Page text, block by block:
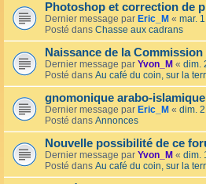
Photoshop et correction de
Dernier message par Eric_M « mar.
Posté dans Chasse aux cadrans
Naissance de la
Dernier message par Yvon_M « dim.
Posté dans Au café du coin, sur la
gnomonique arabo-islamique
Dernier message par Eric_M « dim.
Posté dans Annonces
Nouvelle possibilité de ce
Dernier message par Yvon_M « dim.
Posté dans Au café du coin, sur la